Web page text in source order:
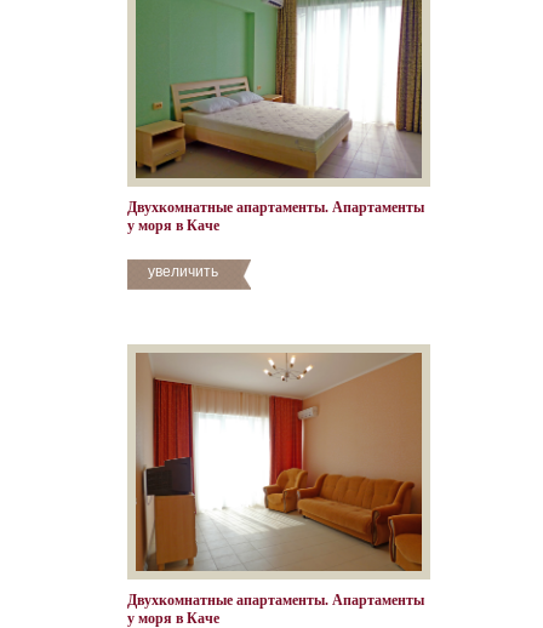
Двухкомнатные апартаменты. Апартаменты
у моря в Каче
увеличить
Двухкомнатные апартаменты. Апартаменты
у моря в Каче